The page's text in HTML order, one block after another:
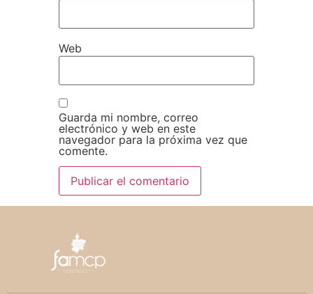
Web
Guarda mi nombre, correo
electrónico y web en este
navegador para la próxima vez que
comente.